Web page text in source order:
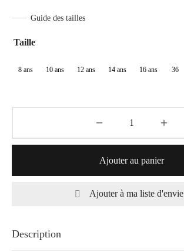
73,70€
Guide des tailles
Taille
8 ans 10 ans 12 ans 14 ans 16 ans 36
Ajouter au panier
Ajouter à ma liste d'envie
Description